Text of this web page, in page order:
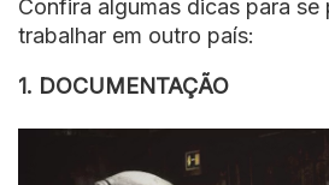
Confira algumas dicas para se
trabalhar em outro país:
1. DOCUMENTAÇÃO